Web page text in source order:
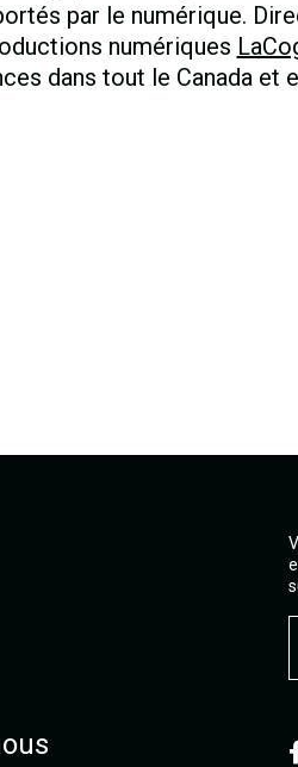
par le numérique.
numériques
dans tout le Canada et